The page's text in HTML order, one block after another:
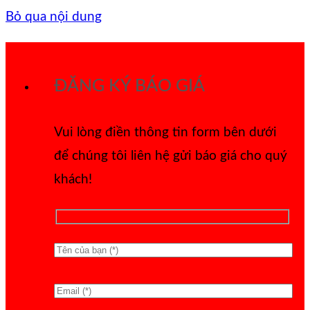
Bỏ qua nội dung
ĐĂNG KÝ BÁO GIÁ
Vui lòng điền thông tin form bên dưới
để chúng tôi liên hệ gửi báo giá cho quý
khách!